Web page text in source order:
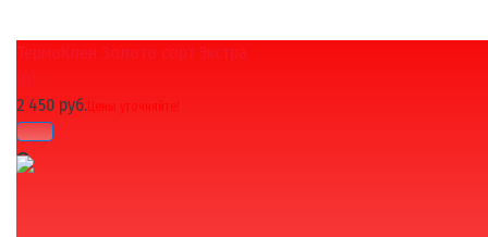
избранное сравнить
ТермоКлён Золото сорт Экстра
(0)
2 450 руб.Цены уточняйте!